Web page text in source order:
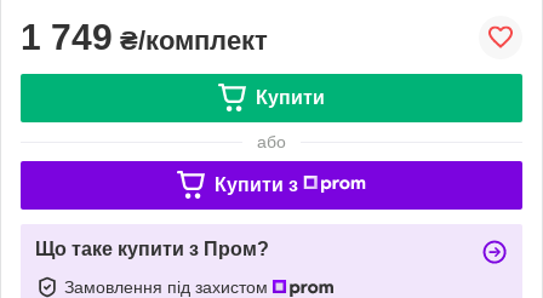
1 749 ₴/комплект
Купити
або
Купити з
Що таке купити з Пром?
Замовлення під захистом